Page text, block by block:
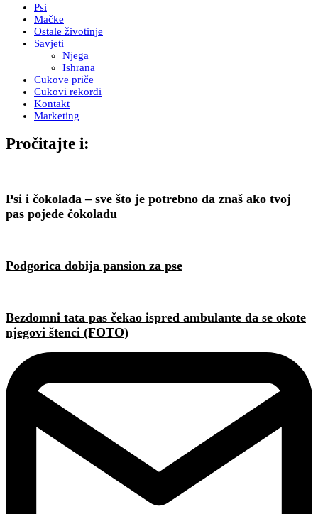
Psi
Mačke
Ostale životinje
Savjeti
Njega
Ishrana
Cukove priče
Cukovi rekordi
Kontakt
Marketing
Pročitajte i:
Psi i čokolada – sve što je potrebno da znaš ako tvoj
pas pojede čokoladu
Podgorica dobija pansion za pse
Bezdomni tata pas čekao ispred ambulante da se okote
njegovi štenci (FOTO)